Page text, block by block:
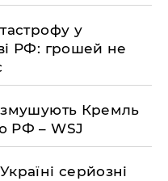
у
РФ: грошей не
змушують Кремль
РФ – WSJ
серйозні